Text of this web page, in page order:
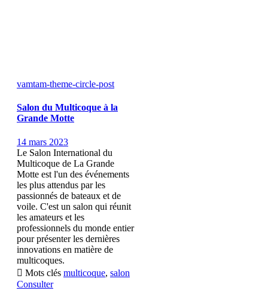
vamtam-theme-circle-post
Salon du Multicoque à la
Grande Motte
14 mars 2023
Le Salon International du
Multicoque de La Grande
Motte est l'un des événements
les plus attendus par les
passionnés de bateaux et de
voile. C'est un salon qui réunit
les amateurs et les
professionnels du monde entier
pour présenter les dernières
innovations en matière de
multicoques.
 Mots clés multicoque, salon
Consulter